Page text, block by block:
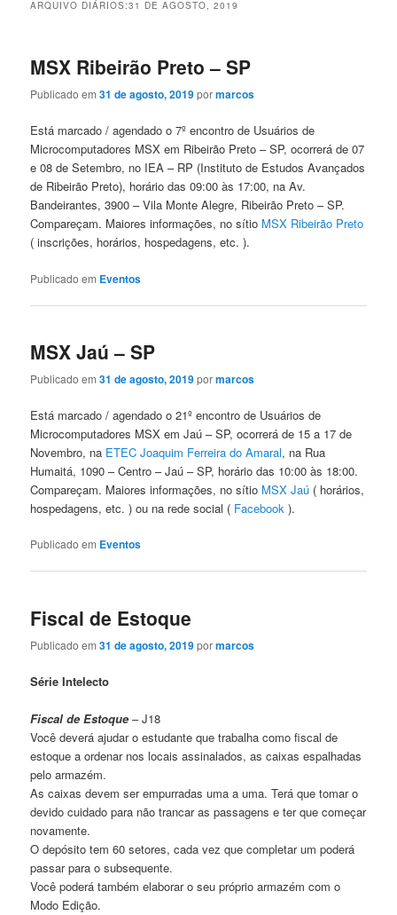
ARQUIVO DIÁRIOS:31 DE AGOSTO, 2019
MSX Ribeirão Preto – SP
Publicado em31 de agosto, 2019pormarcos
Está marcado / agendado o 7º encontro de Usuários de
Microcomputadores MSX em Ribeirão Preto – SP, ocorrerá de 07
e 08 de Setembro, no IEA – RP (Instituto de Estudos Avançados
de Ribeirão Preto), horário das 09:00 às 17:00, na Av.
Bandeirantes, 3900 – Vila Monte Alegre, Ribeirão Preto – SP.
Compareçam. Maiores informações, no sítio MSX Ribeirão Preto
( inscrições, horários, hospedagens, etc. ).
Publicado em Eventos
MSX Jaú – SP
Publicado em31 de agosto, 2019pormarcos
Está marcado / agendado o 21º encontro de Usuários de
Microcomputadores MSX em Jaú – SP, ocorrerá de 15 a 17 de
Novembro, na ETEC Joaquim Ferreira do Amaral, na Rua
Humaitá, 1090 – Centro – Jaú – SP, horário das 10:00 às 18:00.
Compareçam. Maiores informações, no sítio MSX Jaú ( horários,
hospedagens, etc. ) ou na rede social ( Facebook ).
Publicado em Eventos
Fiscal de Estoque
Publicado em31 de agosto, 2019pormarcos
Série Intelecto
Fiscal de Estoque – J18
Você deverá ajudar o estudante que trabalha como fiscal de
estoque a ordenar nos locais assinalados, as caixas espalhadas
pelo armazém.
As caixas devem ser empurradas uma a uma. Terá que tomar o
devido cuidado para não trancar as passagens e ter que começar
novamente.
O depósito tem 60 setores, cada vez que completar um poderá
passar para o subsequente.
Você poderá também elaborar o seu próprio armazém com o
Modo Edição.